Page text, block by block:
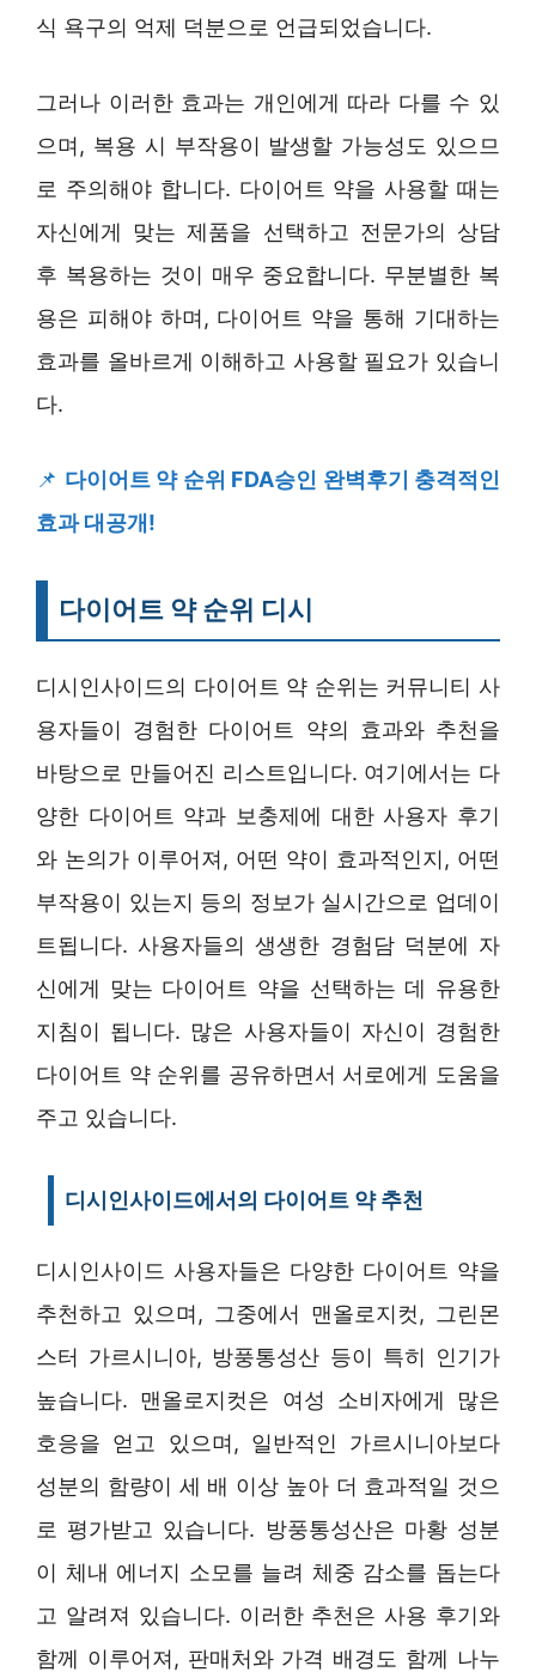
식 욕구의 억제 덕분으로 언급되었습니다.
그러나 이러한 효과는 개인에게 따라 다를 수 있
으며, 복용 시 부작용이 발생할 가능성도 있으므
로 주의해야 합니다. 다이어트 약을 사용할 때는
자신에게 맞는 제품을 선택하고 전문가의 상담
후 복용하는 것이 매우 중요합니다. 무분별한 복
용은 피해야 하며, 다이어트 약을 통해 기대하는
효과를 올바르게 이해하고 사용할 필요가 있습니
다.
📌 다이어트 약 순위 FDA승인 완벽후기 충격적인
효과 대공개!
다이어트 약 순위 디시
디시인사이드의 다이어트 약 순위는 커뮤니티 사
용자들이 경험한 다이어트 약의 효과와 추천을
바탕으로 만들어진 리스트입니다. 여기에서는 다
양한 다이어트 약과 보충제에 대한 사용자 후기
와 논의가 이루어져, 어떤 약이 효과적인지, 어떤
부작용이 있는지 등의 정보가 실시간으로 업데이
트됩니다. 사용자들의 생생한 경험담 덕분에 자
신에게 맞는 다이어트 약을 선택하는 데 유용한
지침이 됩니다. 많은 사용자들이 자신이 경험한
다이어트 약 순위를 공유하면서 서로에게 도움을
주고 있습니다.
디시인사이드에서의 다이어트 약 추천
디시인사이드 사용자들은 다양한 다이어트 약을
추천하고 있으며, 그중에서 맨올로지컷, 그린몬
스터 가르시니아, 방풍통성산 등이 특히 인기가
높습니다. 맨올로지컷은 여성 소비자에게 많은
호응을 얻고 있으며, 일반적인 가르시니아보다
성분의 함량이 세 배 이상 높아 더 효과적일 것으
로 평가받고 있습니다. 방풍통성산은 마황 성분
이 체내 에너지 소모를 늘려 체중 감소를 돕는다
고 알려져 있습니다. 이러한 추천은 사용 후기와
함께 이루어져, 판매처와 가격 배경도 함께 나누